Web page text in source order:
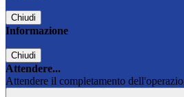
Chiudi
Informazione
Chiudi
Attendere...
Attendere il completamento